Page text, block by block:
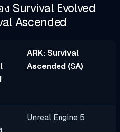
Survival Evolved
Ascended
ARK: Survival
Ascended (SA)
Unreal Engine 5